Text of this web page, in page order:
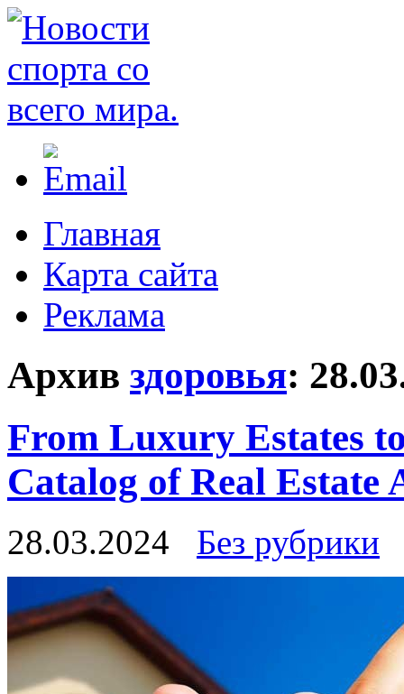
Главная
Карта сайта
Реклама
Архив здоровья:
From Luxury Estates
Catalog of Real Estate
28.03.2024 Без рубрики